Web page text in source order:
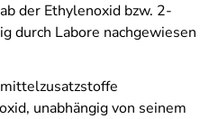
der Ethylenoxid bzw. 2-
durch Labore nachgewiesen
unabhängig von seinem